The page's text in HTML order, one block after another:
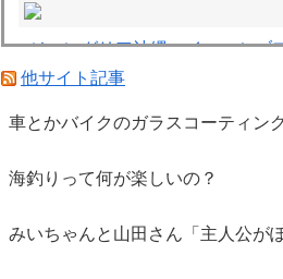
ジャングリア沖縄、イマーシブ
の二の舞になりそうｗｗｗｗｗｗ
フェルスタッペンとレッドブル
年のみ、2027年に向けてウィリ
他サイト記事
車とかバイクのガラスコーティン
海釣りって何が楽しいの？
みいちゃんと山田さん「主人公が